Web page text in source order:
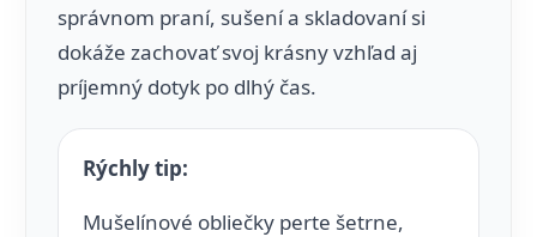
správnom praní, sušení a skladovaní si
dokáže zachovať svoj krásny vzhľad aj
príjemný dotyk po dlhý čas.
Rýchly tip:
Mušelínové obliečky perte šetrne,